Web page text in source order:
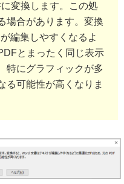
変換します。この処
場合があります。変換
編集しやすくなるよ
とまったく同じ表示
特にグラフィックが多
る可能性が高くなりま